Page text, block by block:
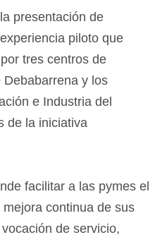
presentación de
piloto que
tres centros de
y los
e Industria del
de la iniciativa
facilitar a las pymes el
continua de sus
de servicio,